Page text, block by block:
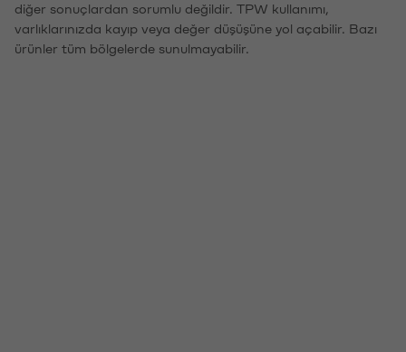
diğer sonuçlardan sorumlu değildir. TPW kullanımı,
varlıklarınızda kayıp veya değer düşüşüne yol açabilir. Bazı
ürünler tüm bölgelerde sunulmayabilir.